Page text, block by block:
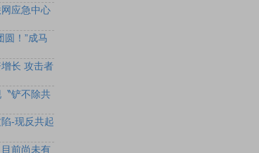
应急中心
圆！”成马
长 攻击者
铲不除共
-现反共起
目前尚未有